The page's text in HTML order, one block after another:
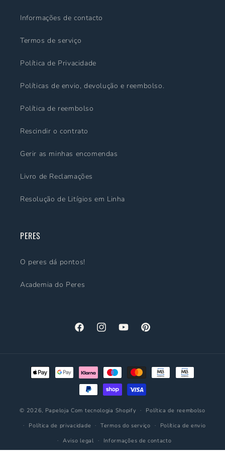
Informações de contacto
Termos de serviço
Política de Privacidade
Políticas de envio, devolução e reembolso.
Política de reembolso
Rescindir o contrato
Gerir as minhas encomendas
Livro de Reclamações
Resolução de Litígios em Linha
PERES
O peres dá pontos!
Academia do Peres
FacebookInstagramYouTubePinterest
Métodos
© 2026, Papeloja Com tecnologia Shopify
Política de reembolso
Política de privacidade
Termos do serviço
Política de envio
Aviso legal
Informações de contacto